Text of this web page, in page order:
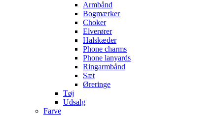
Armbånd
Bogmærker
Choker
Elverører
Halskæder
Phone charms
Phone lanyards
Ringarmbånd
Sæt
Øreringe
Tøj
Udsalg
Farve